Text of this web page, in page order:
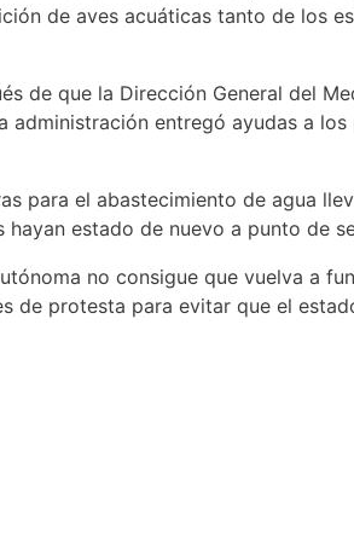
de aves acuáticas tanto de los
de que la Dirección General del
entregó ayudas a
para el abastecimiento de agua
estado de nuevo a punto de
no consigue que vuelva a
de protesta para evitar que el